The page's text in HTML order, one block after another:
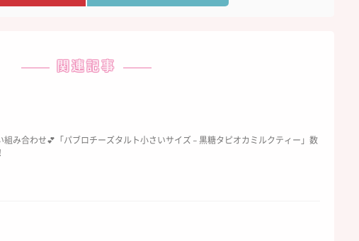
関連記事
組み合わせ💕「パブロチーズタルト小さいサイズ – 黒糖タピオカミルクティー」数